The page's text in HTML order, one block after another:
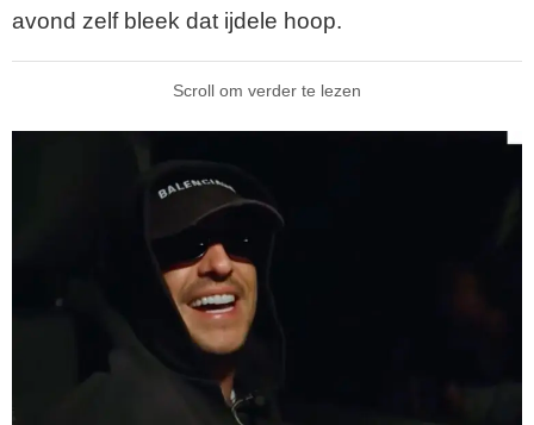
avond zelf bleek dat ijdele hoop.
Scroll om verder te lezen